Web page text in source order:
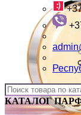
КАТАЛОГ